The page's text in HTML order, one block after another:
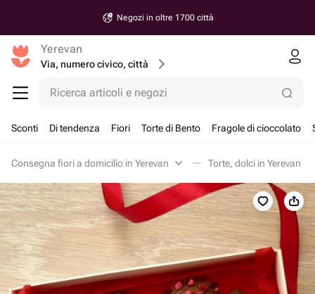
Negozi in oltre 1700 città
Yerevan
Via, numero civico, città
Ricerca articoli e negozi
Sconti Di tendenza Fiori Torte di Bento Fragole di cioccolato
Consegna fiori a domicilio in Yerevan Torte, dolci in Yerevan